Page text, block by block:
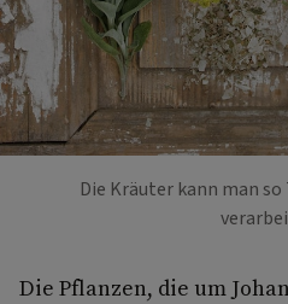
Die Kräuter kann man so
Die Pflanzen, die um